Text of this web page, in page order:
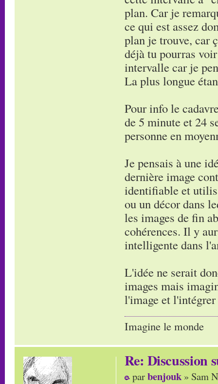
plan. Car je
ce qui est assez
plan je trouve, car
déjà tu pourras
intervalle car je
La plus longue
Pour info le
de 5 minute et 24
personne en
Je pensais à une
dernière image
identifiable et
ou un décor dans
les images de fin
cohérences. Il y
intelligente dans
L'idée ne serait
images mais
l'image et
Imagine le monde
Re: Discussion
parbenjouk » Sam